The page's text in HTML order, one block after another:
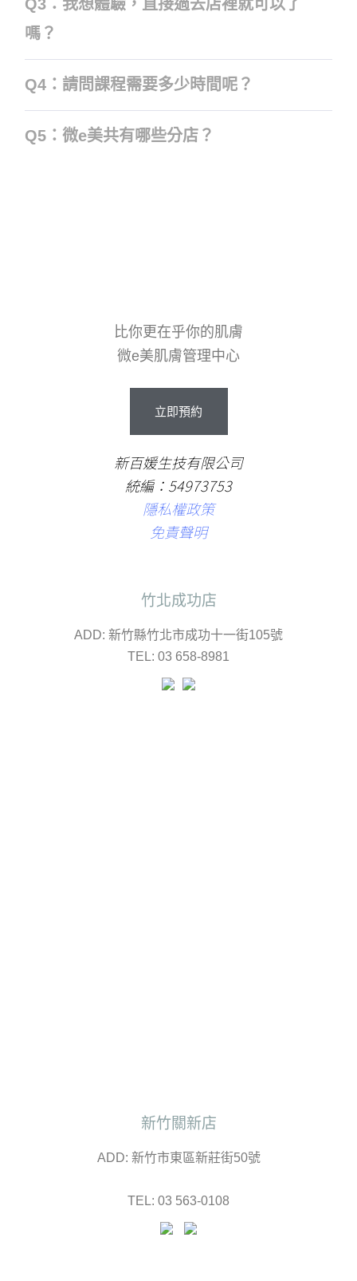
Q3：我想體驗，直接過去店裡就可以了
嗎？
Q4：請問課程需要多少時間呢？
Q5：微e美共有哪些分店？
比你更在乎你的肌膚
微e美肌膚管理中心
立即預約
新百媛生技有限公司
統編：54973753
隱私權政策
免責聲明
竹北成功店
ADD: 新竹縣竹北市成功十一街105號
TEL: 03 658-8981
新竹關新店
ADD: 新竹市東區新莊街50號
TEL: 03 563-0108